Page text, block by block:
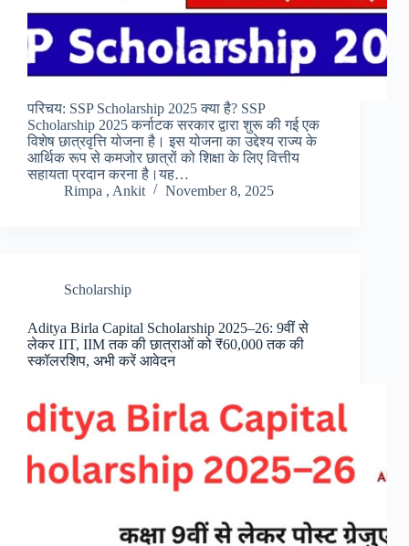
परिचय: SSP Scholarship 2025 क्या है? SSP
Scholarship 2025 कर्नाटक सरकार द्वारा शुरू की गई एक
विशेष छात्रवृत्ति योजना है। इस योजना का उद्देश्य राज्य के
आर्थिक रूप से कमजोर छात्रों को शिक्षा के लिए वित्तीय
सहायता प्रदान करना है।यह…
Rimpa , Ankit
November 8, 2025
Scholarship
Aditya Birla Capital Scholarship 2025–26: 9वीं से
लेकर IIT, IIM तक की छात्राओं को ₹60,000 तक की
स्कॉलरशिप, अभी करें आवेदन